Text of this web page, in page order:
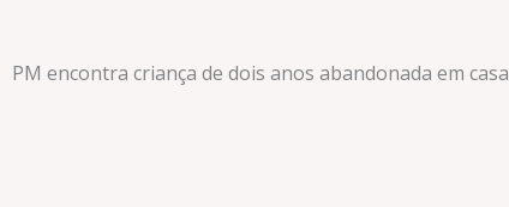
PM encontra criança de dois anos abandonada em casa